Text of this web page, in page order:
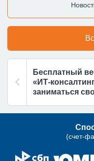
Бесплатный
«ИТ-
заниматься
(счет-